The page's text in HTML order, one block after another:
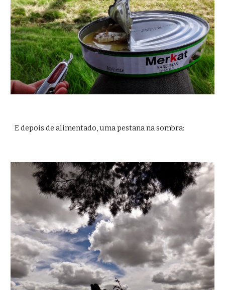
E depois de alimentado, uma pestana na sombra: